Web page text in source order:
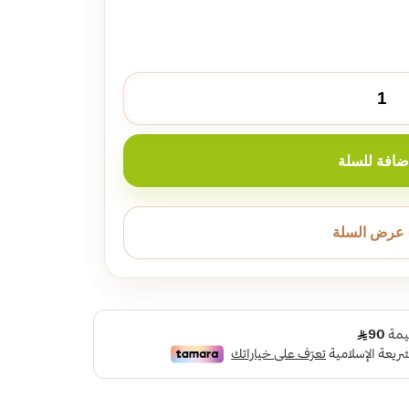
للسلة
عرض السلة